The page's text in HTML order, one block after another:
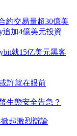
約交易量超30億美
追加4億美元投資
就15亿美元黑客
許就在眼前
生態安全告急？
起激烈辯論